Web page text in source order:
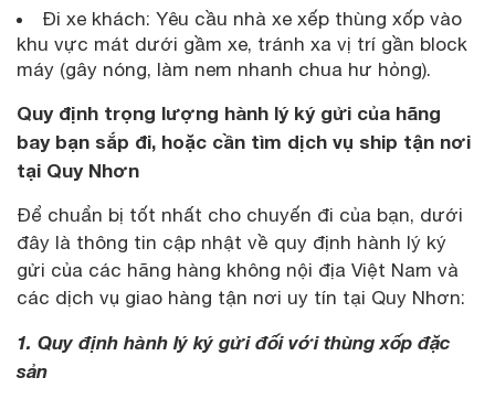
Đi xe khách: Yêu cầu nhà xe xếp thùng xốp vào
khu vực mát dưới gầm xe, tránh xa vị trí gần block
máy (gây nóng, làm nem nhanh chua hư hỏng).
Quy định trọng lượng hành lý ký gửi của hãng
bay bạn sắp đi, hoặc cần tìm dịch vụ ship tận nơi
tại Quy Nhơn
Để chuẩn bị tốt nhất cho chuyến đi của bạn, dưới
đây là thông tin cập nhật về quy định hành lý ký
gửi của các hãng hàng không nội địa Việt Nam và
các dịch vụ giao hàng tận nơi uy tín tại Quy Nhơn:
1. Quy định hành lý ký gửi đối với thùng xốp đặc
sản